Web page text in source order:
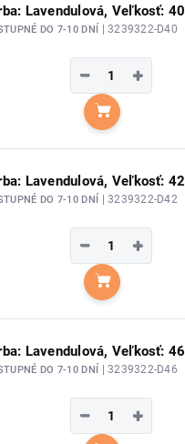
Lavendulová, Veľkosť: 40
DO 7-10 DNÍ | 3239322-D40
+
−
Do košíka
Lavendulová, Veľkosť: 42
DO 7-10 DNÍ | 3239322-D42
+
−
Do košíka
Lavendulová, Veľkosť: 46
DO 7-10 DNÍ | 3239322-D46
+
−